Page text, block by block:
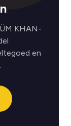
KHAN-
en